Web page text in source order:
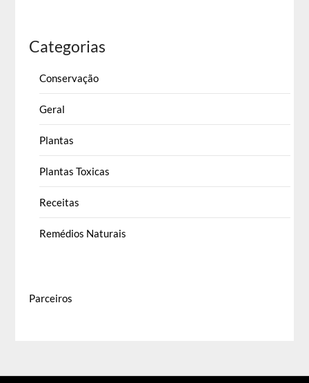
Categorias
Conservação
Geral
Plantas
Plantas Toxicas
Receitas
Remédios Naturais
Parceiros